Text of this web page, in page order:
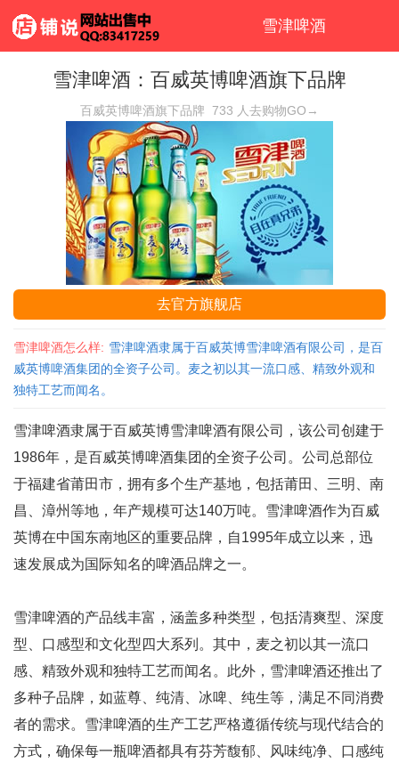
雪津啤酒
雪津啤酒：百威英博啤酒旗下品牌
百威英博啤酒旗下品牌 733 人去购物GO→
去官方旗舰店
雪津啤酒怎么样: 雪津啤酒隶属于百威英博雪津啤酒有限公司，是百
威英博啤酒集团的全资子公司。麦之初以其一流口感、精致外观和
独特工艺而闻名。
雪津啤酒隶属于百威英博雪津啤酒有限公司，该公司创建于
1986年，是百威英博啤酒集团的全资子公司。公司总部位
于福建省莆田市，拥有多个生产基地，包括莆田、三明、南
昌、漳州等地，年产规模可达140万吨。雪津啤酒作为百威
英博在中国东南地区的重要品牌，自1995年成立以来，迅
速发展成为国际知名的啤酒品牌之一。
雪津啤酒的产品线丰富，涵盖多种类型，包括清爽型、深度
型、口感型和文化型四大系列。其中，麦之初以其一流口
感、精致外观和独特工艺而闻名。此外，雪津啤酒还推出了
多种子品牌，如蓝尊、纯清、冰啤、纯生等，满足不同消费
者的需求。雪津啤酒的生产工艺严格遵循传统与现代结合的
方式，确保每一瓶啤酒都具有芬芳馥郁、风味纯净、口感纯